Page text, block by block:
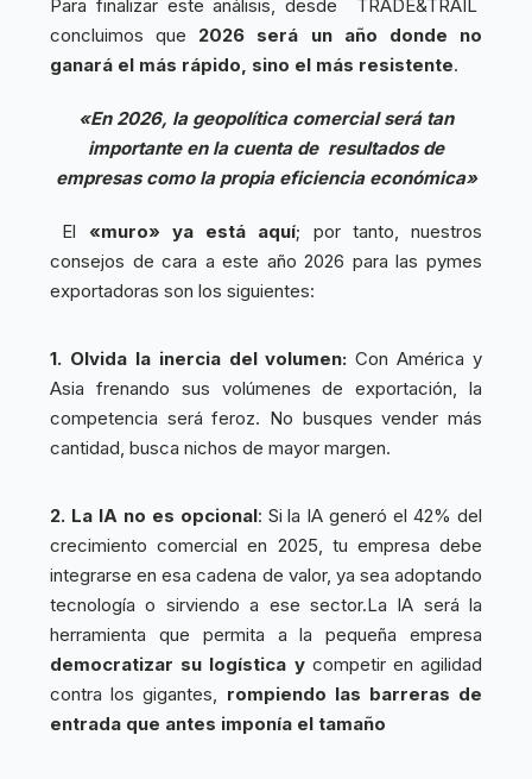
Para finalizar este análisis, desde TRADE&TRAIL
concluimos que 2026 será un año donde no
ganará el más rápido, sino el más resistente.
«En 2026, la geopolítica comercial será tan
importante en la cuenta de resultados de
empresas como la propia eficiencia económica»
El «muro» ya está aquí; por tanto, nuestros
consejos de cara a este año 2026 para las pymes
exportadoras son los siguientes:
1. Olvida la inercia del volumen: Con América y
Asia frenando sus volúmenes de exportación, la
competencia será feroz. No busques vender más
cantidad, busca nichos de mayor margen.
2. La IA no es opcional: Si la IA generó el 42% del
crecimiento comercial en 2025, tu empresa debe
integrarse en esa cadena de valor, ya sea adoptando
tecnología o sirviendo a ese sector.La IA será la
herramienta que permita a la pequeña empresa
democratizar su logística ycompetir en agilidad
contra los gigantes, rompiendo las barreras de
entrada que antes imponía el tamaño